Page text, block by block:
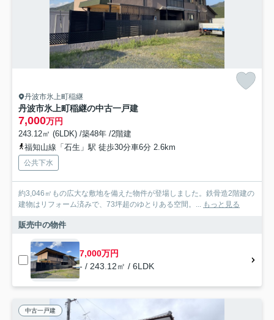
丹波市氷上町稲継
丹波市氷上町稲継の中古一戸建
7,000万円
243.12㎡ (6LDK) /築48年 /2階建
福知山線「石生」駅 徒歩30分車6分 2.6km
公共下水
約3,046㎡もの広大な敷地を備えた物件が登場しました。鉄骨造2階建の
建物はリフォーム済みで、73坪超のゆとりある空間。... もっと見る
販売中の物件
7,000万円
- / 243.12㎡ / 6LDK
中古一戸建